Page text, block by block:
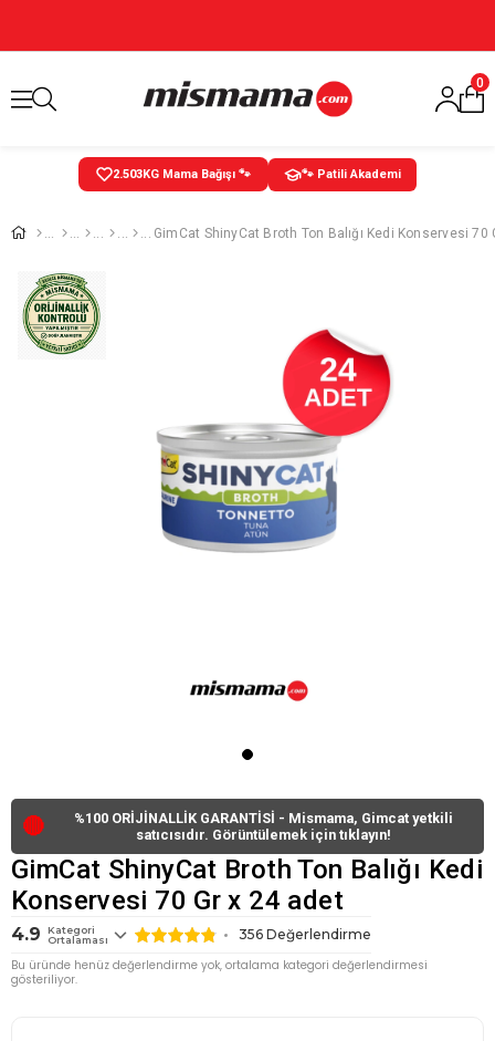
0
2.503KG Mama Bağışı 🐾 🐾 Patili Akademi
GimCat ShinyCat Broth Ton Balığı Kedi Konservesi 70
🔴
%100 ORİJİNALLİK GARANTİSİ - Mismama, Gimcat yetkili
satıcısıdır. Görüntülemek için tıklayın!
GimCat ShinyCat Broth Ton Balığı Kedi
Konservesi 70 Gr x 24 adet
4.9
Kategori
Ortalaması
356 Değerlendirme
Bu üründe henüz değerlendirme yok, ortalama kategori değerlendirmesi
gösteriliyor.